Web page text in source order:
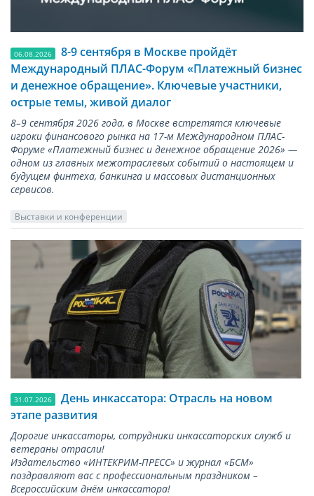
06.08.2026
8-9 сентября в Москве пройдёт
Международный ПЛАС-Форум «Платежный бизнес
и денежное обращение». Ключевые участники,
острые темы, живой диалог
8–9 сентября 2026 года, в Москве встретятся ключевые
игроки финансового рынка на 17-м Международном ПЛАС-
Форуме «Платежный бизнес и денежное обращение 2026» —
одном из главных межотраслевых событий о настоящем и
будущем финтеха, банкинга и массовых дистанционных
сервисов.
Выставки и конференции
31.07.2026
День инкассатора: Отрасль на новом
этапе развития
Дорогие инкассаторы, сотрудники инкассаторских служб и
ветераны отрасли!
Издательство «ИНТЕКРИМ-ПРЕСС» и журнал «БСМ»
поздравляют вас с профессиональным праздником –
Всероссийским днём инкассатора!